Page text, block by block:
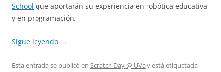
School que aportarán su experiencia en robótica educativa
y en programación.
Sigue leyendo →
Esta entrada se publicó en Scratch Day @ UVa y está etiquetada